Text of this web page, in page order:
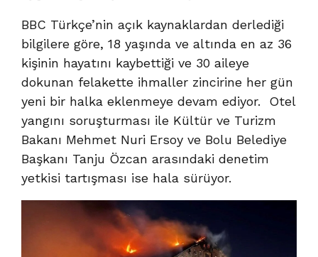
BBC Türkçe’nin açık kaynaklardan derlediği
bilgilere göre, 18 yaşında ve altında en az 36
kişinin hayatını kaybettiği ve 30 aileye
dokunan felakette ihmaller zincirine her gün
yeni bir halka eklenmeye devam ediyor. Otel
yangını soruşturması ile Kültür ve Turizm
Bakanı Mehmet Nuri Ersoy ve Bolu Belediye
Başkanı Tanju Özcan arasındaki denetim
yetkisi tartışması ise hala sürüyor.